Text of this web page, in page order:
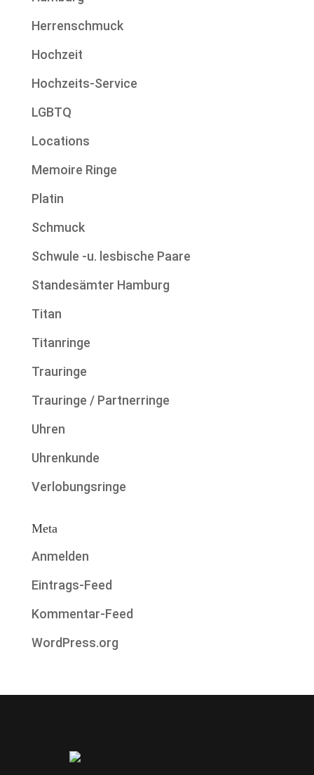
Herrenschmuck
Hochzeit
Hochzeits-Service
LGBTQ
Locations
Memoire Ringe
Platin
Schmuck
Schwule -u. lesbische Paare
Standesämter Hamburg
Titan
Titanringe
Trauringe
Trauringe / Partnerringe
Uhren
Uhrenkunde
Verlobungsringe
Meta
Anmelden
Eintrags-Feed
Kommentar-Feed
WordPress.org